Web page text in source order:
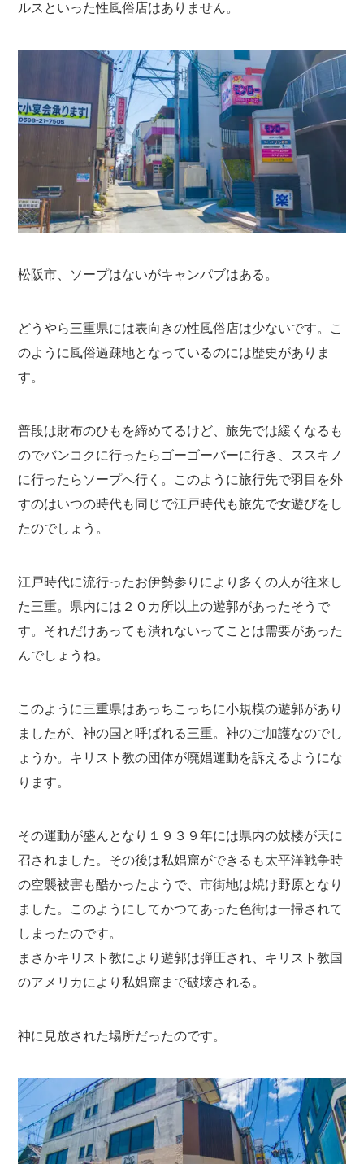
ルスといった性風俗店はありません。
松阪市、ソープはないがキャンパブはある。
どうやら三重県には表向きの性風俗店は少ないです。こ
のように風俗過疎地となっているのには歴史がありま
す。
普段は財布のひもを締めてるけど、旅先では緩くなるも
のでバンコクに行ったらゴーゴーバーに行き、ススキノ
に行ったらソープへ行く。このように旅行先で羽目を外
すのはいつの時代も同じで江戸時代も旅先で女遊びをし
たのでしょう。
江戸時代に流行ったお伊勢参りにより多くの人が往来し
た三重。県内には２０カ所以上の遊郭があったそうで
す。それだけあっても潰れないってことは需要があった
んでしょうね。
このように三重県はあっちこっちに小規模の遊郭があり
ましたが、神の国と呼ばれる三重。神のご加護なのでし
ょうか。キリスト教の団体が廃娼運動を訴えるようにな
ります。
その運動が盛んとなり１９３９年には県内の妓楼が天に
召されました。その後は私娼窟ができるも太平洋戦争時
の空襲被害も酷かったようで、市街地は焼け野原となり
ました。このようにしてかつてあった色街は一掃されて
しまったのです。
まさかキリスト教により遊郭は弾圧され、キリスト教国
のアメリカにより私娼窟まで破壊される。
神に見放された場所だったのです。